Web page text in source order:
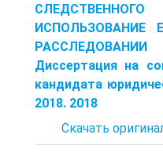
ИСПОЛЬЗОВАНИЕ
Диссертация на
кандидата
2018. 2018
Скачать